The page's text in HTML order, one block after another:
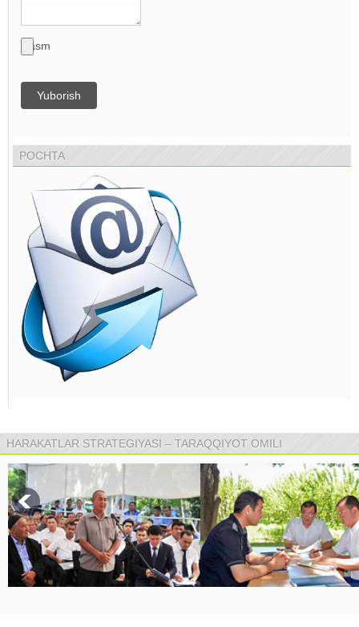
Rasm
Yuborish
POCHTA
HARAKATLAR STRATEGIYASI – TARAQQIYOT OMILI